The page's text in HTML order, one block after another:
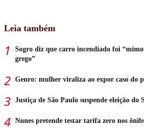
Leia também
Sogro diz que carro incendiado foi
grego”
Genro: mulher viraliza ao expor caso do
Justiça de São Paulo suspende eleição
Nunes pretende testar tarifa zero nos